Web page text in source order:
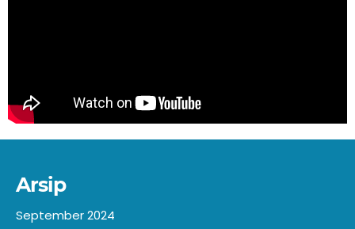
Arsip
September 2024